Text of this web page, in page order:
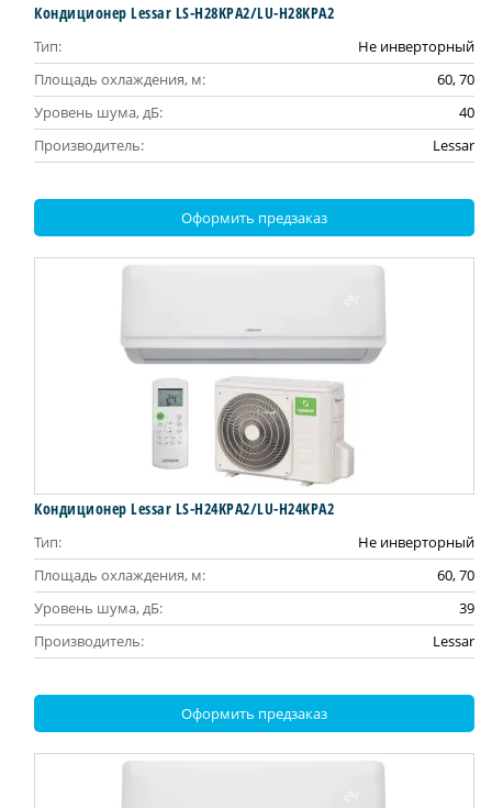
Кондиционер Lessar LS-H28KPA2/LU-H28KPA2
Тип:
Не инверторный
Площадь охлаждения, м:
60, 70
Уровень шума, дБ:
40
Производитель:
Lessar
Оформить предзаказ
Кондиционер Lessar LS-H24KPA2/LU-H24KPA2
Тип:
Не инверторный
Площадь охлаждения, м:
60, 70
Уровень шума, дБ:
39
Производитель:
Lessar
Оформить предзаказ